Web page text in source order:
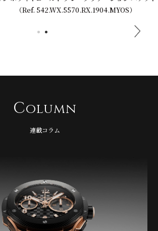
542.WX.5570.RX.1904.MYOS）
Column
連載コラム